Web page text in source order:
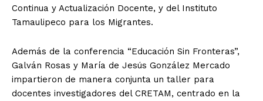
Continua y Actualización Docente, y del Instituto
Tamaulipeco para los Migrantes.
Además de la conferencia “Educación Sin Fronteras”,
Galván Rosas y María de Jesús González Mercado
impartieron de manera conjunta un taller para
docentes investigadores del CRETAM, centrado en la